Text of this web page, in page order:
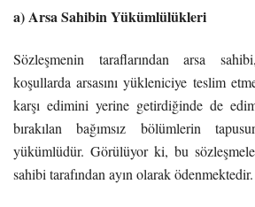
a) Arsa Sahibin Yükümlülükleri
Sözleşmenin taraflarından arsa
koşullarda arsasını yükleniciye teslim
karşı edimini yerine getirdiğinde de
bırakılan bağımsız bölümlerin
yükümlüdür. Görülüyor ki, bu
sahibi tarafından ayın olarak ödenmektedir.